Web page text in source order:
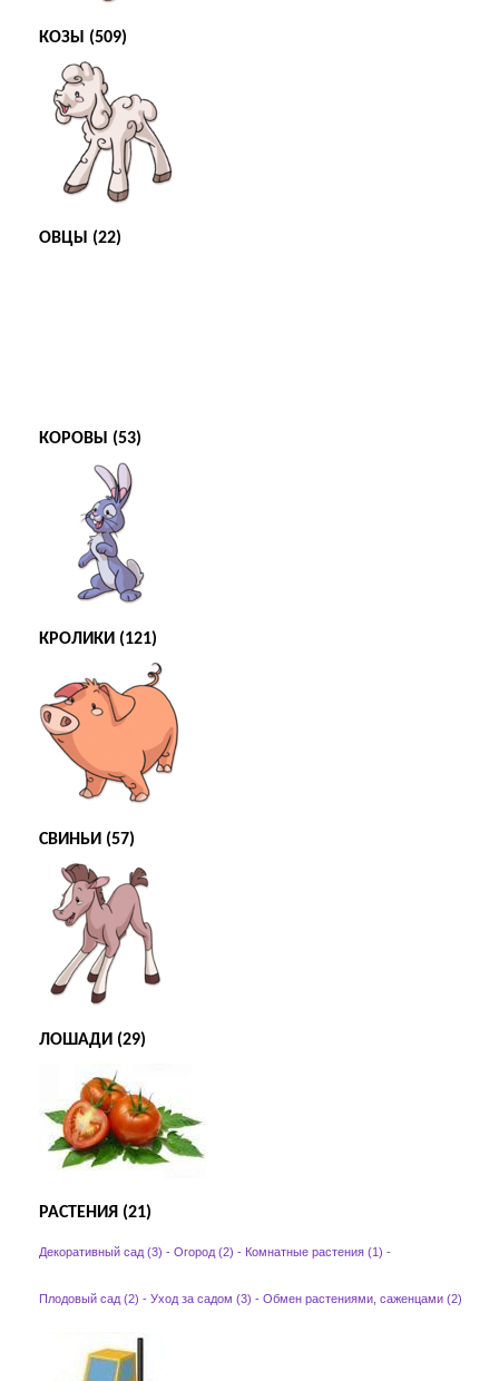
КОЗЫ (509)
ОВЦЫ (22)
КОРОВЫ (53)
КРОЛИКИ (121)
СВИНЬИ (57)
ЛОШАДИ (29)
РАСТЕНИЯ (21)
Декоративный сад (3) - Огород (2) - Комнатные растения (1) -
Плодовый сад (2) - Уход за садом (3) - Обмен растениями, саженцами (2)